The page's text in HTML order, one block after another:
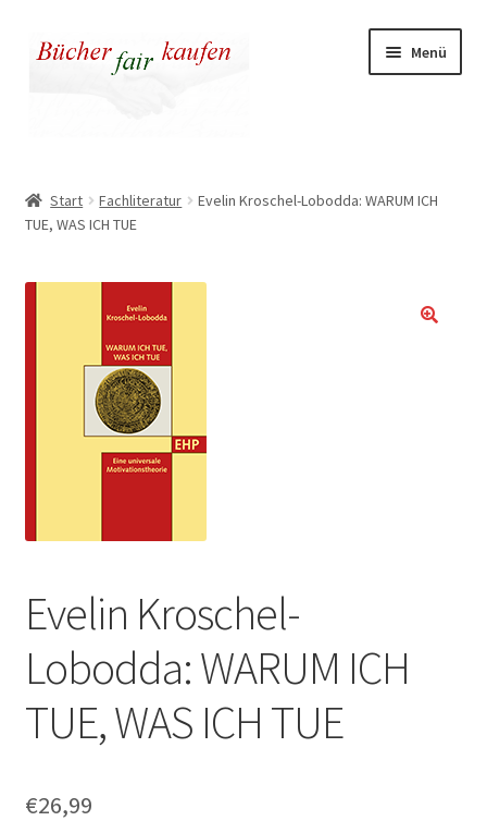
Zur
Navigation
Zum
Inhalt
Menü
Kasse
Warenkorb
Warum fair kaufen
Start Fachliteratur
Evelin Kroschel-Lobodda: WARUM ICH
TUE, WAS ICH TUE
Evelin Kroschel-
Lobodda: WARUM ICH
TUE, WAS ICH TUE
€26,99